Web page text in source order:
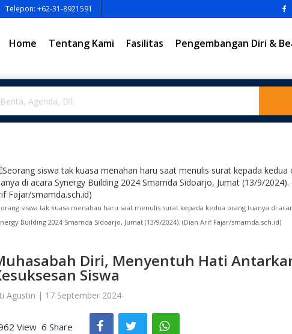
Telepon: +62-31-8921591
Home Tentang Kami Fasilitas Pengembangan Diri &
siswa tak kuasa menahan haru saat menulis surat kepada kedua orang tuanya di
Building 2024 Smamda Sidoarjo, Jumat (13/9/2024). (Dian Arif Fajar/smamda.sch.id)
Diri, Menyentuh Hati
Siswa
Agustin | 17 September 2024
View 6 Share